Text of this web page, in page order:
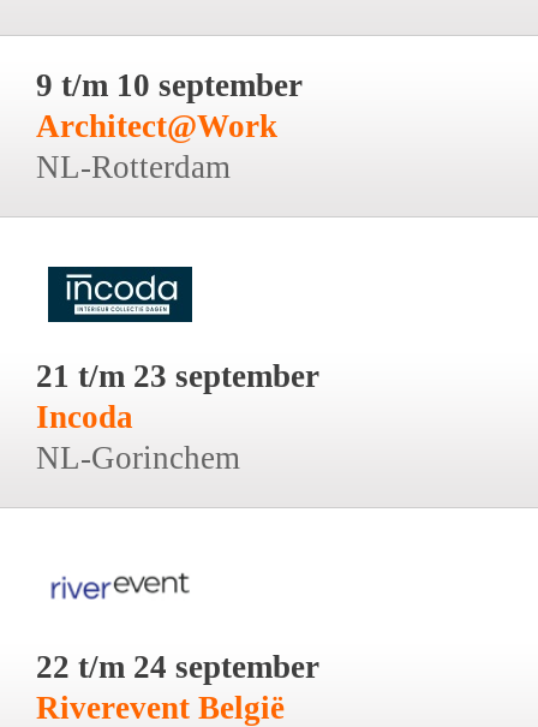
9 t/m 10 september
Architect@Work
NL-Rotterdam
21 t/m 23 september
Incoda
NL-Gorinchem
22 t/m 24 september
Riverevent België